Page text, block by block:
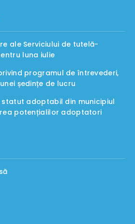
ale Serviciului de tutelă-
luna iulie
programul de întrevederi,
ședințe de lucru
statut adoptabil din municipiul
potențialilor adoptatori